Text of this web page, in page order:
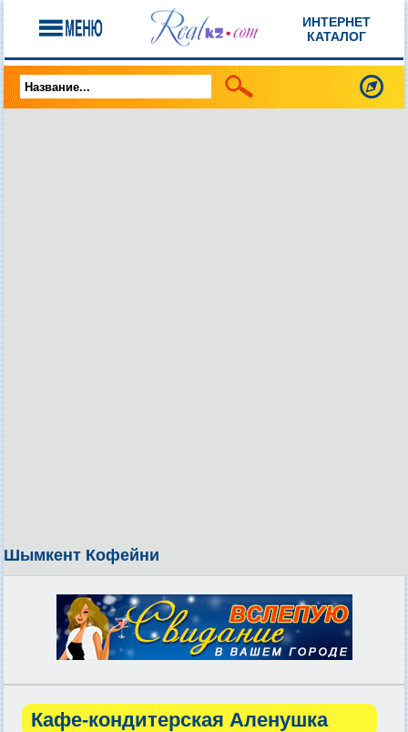
ИНТЕРНЕТ
КАТАЛОГ
Шымкент Кофейни
Кафе-кондитерская Аленушка